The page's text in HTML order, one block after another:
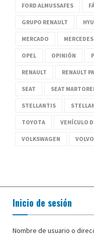
FORD ALMUSSAFES
GRUPO RENAULT
MERCADO MERCEDES
OPEL OPINIÓN
RENAULT RENAULT
SEAT SEAT
STELLANTIS
TOYOTA VEHÍCULO
VOLKSWAGEN VOLVO
Inicio de sesión
Nombre de usuario o